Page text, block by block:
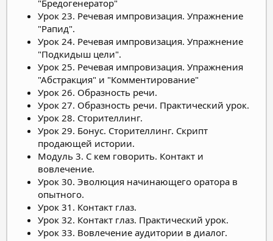
"Бредогенератор"
Урок 23. Речевая импровизация. Упражнение
"Рапид".
Урок 24. Речевая импровизация. Упражнение
"Подкидыш цели".
Урок 25. Речевая импровизация. Упражнения
"Абстракция" и "Комментирование"
Урок 26. Образность речи.
Урок 27. Образность речи. Практический урок.
Урок 28. Сторителлинг.
Урок 29. Бонус. Сторителлинг. Скрипт
продающей истории.
Модуль 3. С кем говорить. Контакт и
вовлечение.
Урок 30. Эволюция начинающего оратора в
опытного.
Урок 31. Контакт глаз.
Урок 32. Контакт глаз. Практический урок.
Урок 33. Вовлечение аудитории в диалог.